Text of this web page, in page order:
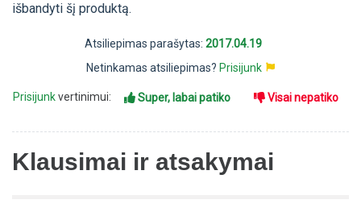
išbandyti šį produktą.
Atsiliepimas parašytas: 2017.04.19
Netinkamas atsiliepimas? Prisijunk
Prisijunkvertinimui: Super, labai patiko Visai nepatiko
Klausimai ir atsakymai